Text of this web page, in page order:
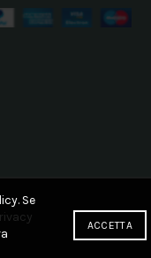
Se
ACCETTA